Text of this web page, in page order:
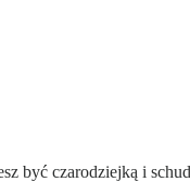
być czarodziejką i